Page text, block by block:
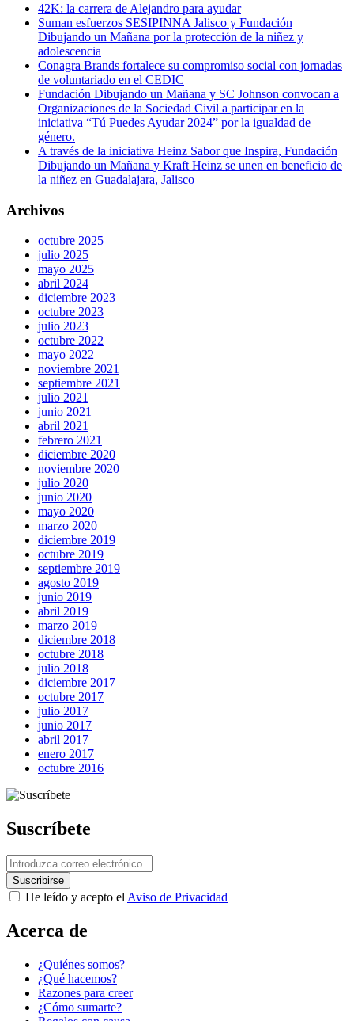
42K: la carrera de Alejandro para ayudar
Suman esfuerzos SESIPINNA Jalisco y Fundación
Dibujando un Mañana por la protección de la niñez y
adolescencia
Conagra Brands fortalece su compromiso social con jornadas
de voluntariado en el CEDIC
Fundación Dibujando un Mañana y SC Johnson convocan a
Organizaciones de la Sociedad Civil a participar en la
iniciativa “Tú Puedes Ayudar 2024” por la igualdad de
género.
A través de la iniciativa Heinz Sabor que Inspira, Fundación
Dibujando un Mañana y Kraft Heinz se unen en beneficio de
la niñez en Guadalajara, Jalisco
Archivos
octubre 2025
julio 2025
mayo 2025
abril 2024
diciembre 2023
octubre 2023
julio 2023
octubre 2022
mayo 2022
noviembre 2021
septiembre 2021
julio 2021
junio 2021
abril 2021
febrero 2021
diciembre 2020
noviembre 2020
julio 2020
junio 2020
mayo 2020
marzo 2020
diciembre 2019
octubre 2019
septiembre 2019
agosto 2019
junio 2019
abril 2019
marzo 2019
diciembre 2018
octubre 2018
julio 2018
diciembre 2017
octubre 2017
julio 2017
junio 2017
abril 2017
enero 2017
octubre 2016
Suscríbete
He leído y acepto el Aviso de Privacidad
Acerca de
¿Quiénes somos?
¿Qué hacemos?
Razones para creer
¿Cómo sumarte?